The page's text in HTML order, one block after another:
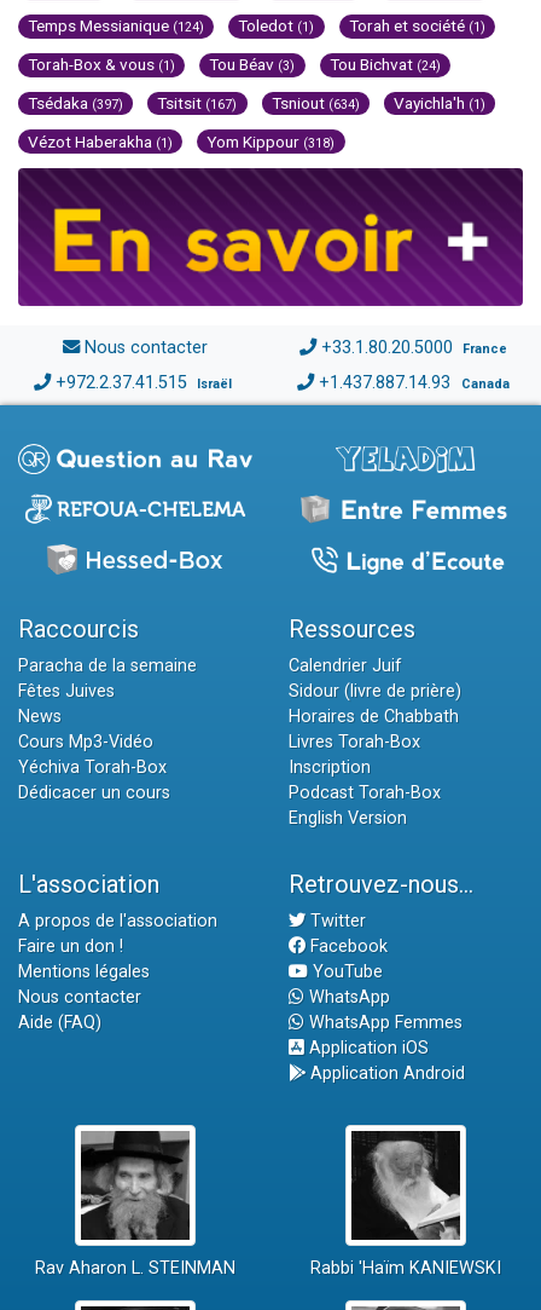
Temps Messianique (124) Toledot (1) Torah et société (1)
Torah-Box & vous (1) Tou Béav (3) Tou Bichvat (24)
Tsédaka (397) Tsitsit (167) Tsniout (634) Vayichla'h (1)
Vézot Haberakha (1) Yom Kippour (318)
Nous contacter +33.1.80.20.5000 France
+972.2.37.41.515 Israël +1.437.887.14.93 Canada
Raccourcis
Paracha de la semaine
Fêtes Juives
News
Cours Mp3-Vidéo
Yéchiva Torah-Box
Dédicacer un cours
Ressources
Calendrier Juif
Sidour (livre de prière)
Horaires de Chabbath
Livres Torah-Box
Inscription
Podcast Torah-Box
English Version
L'association
A propos de l'association
Faire un don !
Mentions légales
Nous contacter
Aide (FAQ)
Retrouvez-nous...
Twitter
Facebook
YouTube
WhatsApp
WhatsApp Femmes
Application iOS
Application Android
Rav Aharon L. STEINMAN Rabbi 'Haïm KANIEWSKI